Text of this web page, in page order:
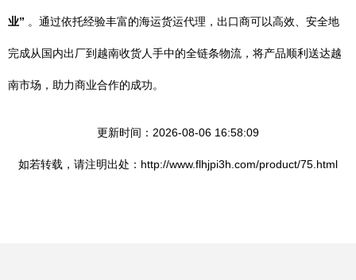
业” 。通过依托经验丰富的海运货运代理，出口商可以高效、安全地
完成从国内出厂到越南收货人手中的全链条物流，将产品顺利送达越
南市场，助力商业合作的成功。
更新时间：2026-08-06 16:58:09
如若转载，请注明出处：http://www.flhjpi3h.com/product/75.html